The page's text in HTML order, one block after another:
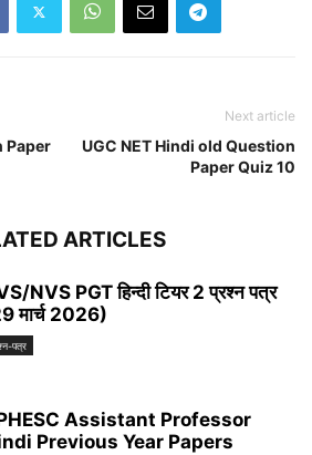
Paper
Next article
UGC NET Hindi old Question
Paper Quiz 10
ARTICLES
NVS PGT हिन्दी टियर 2 प्रश्न पत्र
मार्च 2026)
पत्र
Assistant Professor
Previous Year Papers